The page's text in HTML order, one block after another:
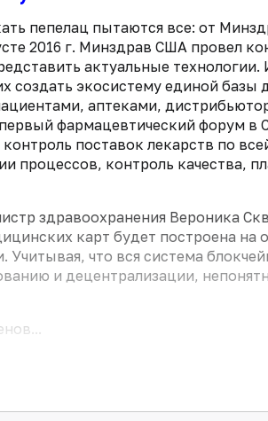
пепелац пытаются все: от
2016 г. Минздрав США провел
актуальные
создать экосистему единой
аптеками,
фармацевтический форум в
поставок лекарств по
процессов, контроль качества,
здравоохранения Вероника
карт будет построена
Учитывая, что вся система
и децентрализации,